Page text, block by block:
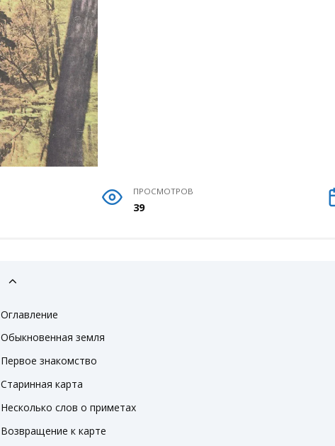
ПРОСМОТРОВ
39
Оглавление
Обыкновенная земля
Первое знакомство
Старинная карта
Несколько слов о приметах
Возвращение к карте